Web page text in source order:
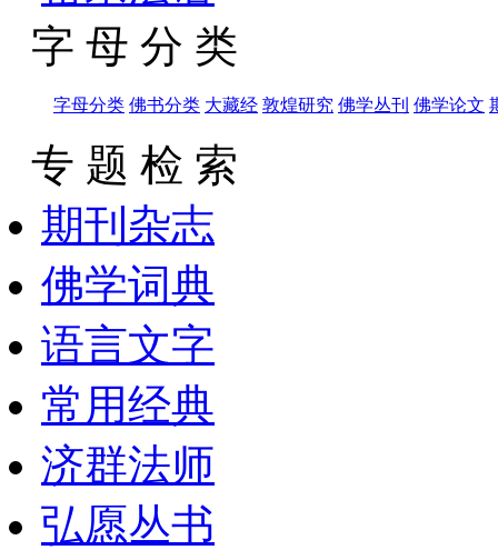
字 母 分 类
字母分类 佛书分类 大藏经 敦煌研究 佛学丛刊 佛学论文
专 题 检 索
期刊杂志
佛学词典
语言文字
常用经典
济群法师
弘愿丛书